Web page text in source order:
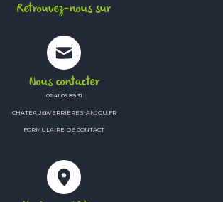
Retrouvez-nous sur
Nous contacter
02 41 05 89 31
CHATEAU@VERRIERES-ANJOU.FR
FORMULAIRE DE CONTACT